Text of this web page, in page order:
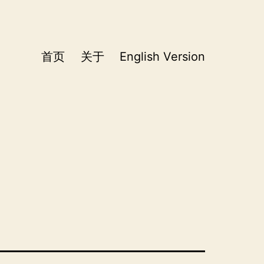
首页 关于 English Version